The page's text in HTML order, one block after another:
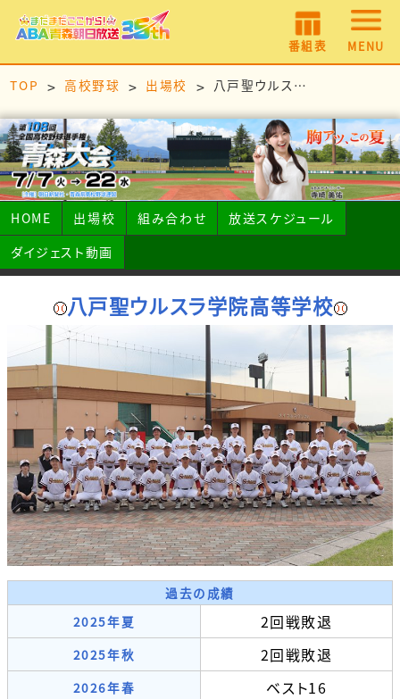
番組表 MENU
TOP 高校野球 出場校 八戸聖ウルスラ学院高等学校
HOME 出場校 組み合わせ
放送スケジュール
ダイジェスト動画
八戸聖ウルスラ学院高等学校
過去の成績
2025年夏
2回戦敗退
2025年秋 2回戦敗退
2026年春 ベスト16